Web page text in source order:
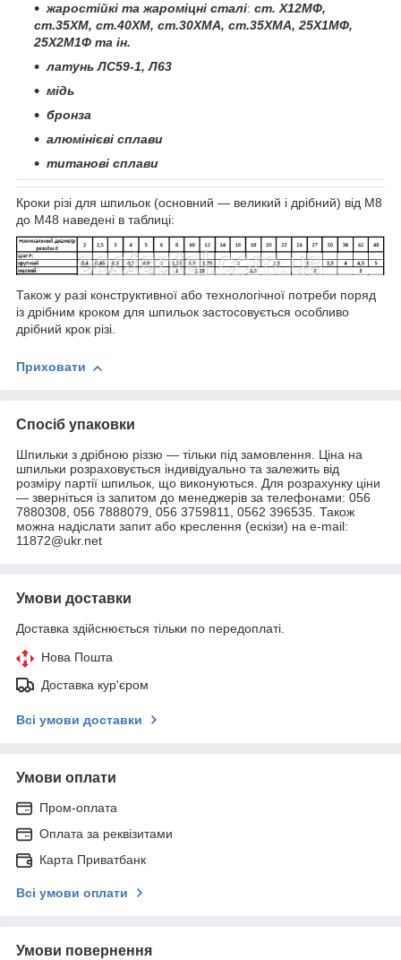
жаростійкі та жароміцні сталі: ст. Х12МФ,
ст.35ХМ, ст.40ХМ, ст.30ХМА, ст.35ХМА, 25Х1МФ,
25Х2М1Ф та ін.
латунь ЛС59-1, Л63
мідь
бронза
алюмінієві сплави
титанові сплави
Кроки різі для шпильок (основний — великий і дрібний) від М8
до М48 наведені в таблиці:
Також у разі конструктивної або технологічної потреби поряд
із дрібним кроком для шпильок застосовується особливо
дрібний крок різі.
Приховати
Спосіб упаковки
Шпильки з дрібною різзю — тільки під замовлення. Ціна на
шпильки розраховується індивідуально та залежить від
розміру партії шпильок, що виконуються. Для розрахунку ціни
— зверніться із запитом до менеджерів за телефонами: 056
7880308, 056 7888079, 056 3759811, 0562 396535. Також
можна надіслати запит або креслення (ескізи) на e-mail:
11872@ukr.net
Умови доставки
Доставка здійснюється тільки по передоплаті.
Нова Пошта
Доставка кур'єром
Всі умови доставки
Умови оплати
Пром-оплата
Оплата за реквізитами
Карта Приватбанк
Всі умови оплати
Умови повернення